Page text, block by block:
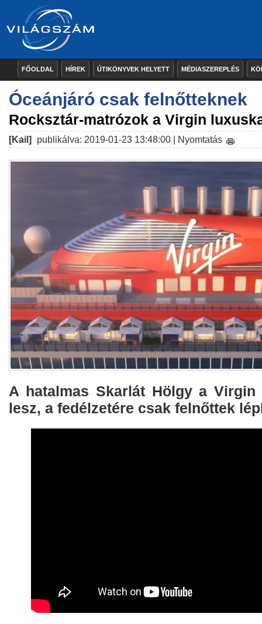
FŐOLDAL HÍREK ÚTIKÖNYVEK HELYETT MÉDIASZEREPLÉS
Óceánjáró csak felnőtteknek
Rocksztár-matrózok a Virgin
[Kail] publikálva: 2019-01-23 13:48:00 | Nyomtatás
A hatalmas Skarlát Hölgy a Virgin
lesz, a fedélzetére csak felnőttek